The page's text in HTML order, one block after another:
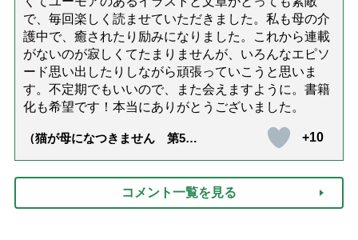
で、毎回楽しく読ませていただきました。私も母の介
護中で、癒されたり励みになりました。これから連載
がないのが寂しくてたまりませんが、いろんなエピソ
ード思い出したりしながら頑張っていこうと思いま
す。不定期でもいいので、また会えますように。書籍
化も希望です！本当にありがとうございました。
（猫が母になつきません 第500
+10
コメント一覧を見る